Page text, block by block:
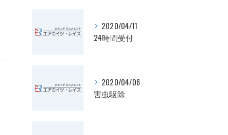
2020/04/11
24時間受付
2020/04/06
害虫駆除